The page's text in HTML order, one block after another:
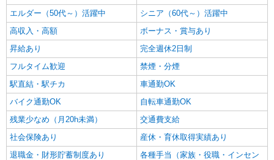
通費全支給(ガソリン代含む)＞
稲城市 ＊最寄り駅：稲城
詳細を見る
エルダー（50代～）活躍中
シニア（60代～）活躍中
高収入・高額
ボーナス・賞与あり
昇給あり
完全週休2日制
フルタイム歓迎
禁煙・分煙
駅直結・駅チカ
車通勤OK
バイク通勤OK
自転車通勤OK
残業少なめ（月20h未満）
交通費支給
社会保険あり
産休・育休取得実績あり
退職金・財形貯蓄制度あり
各種手当（家族・役職・インセン